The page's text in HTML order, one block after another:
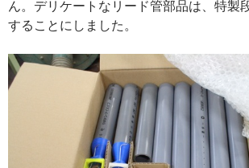
ん。デリケートなリード管部品は、特製
することにしました。